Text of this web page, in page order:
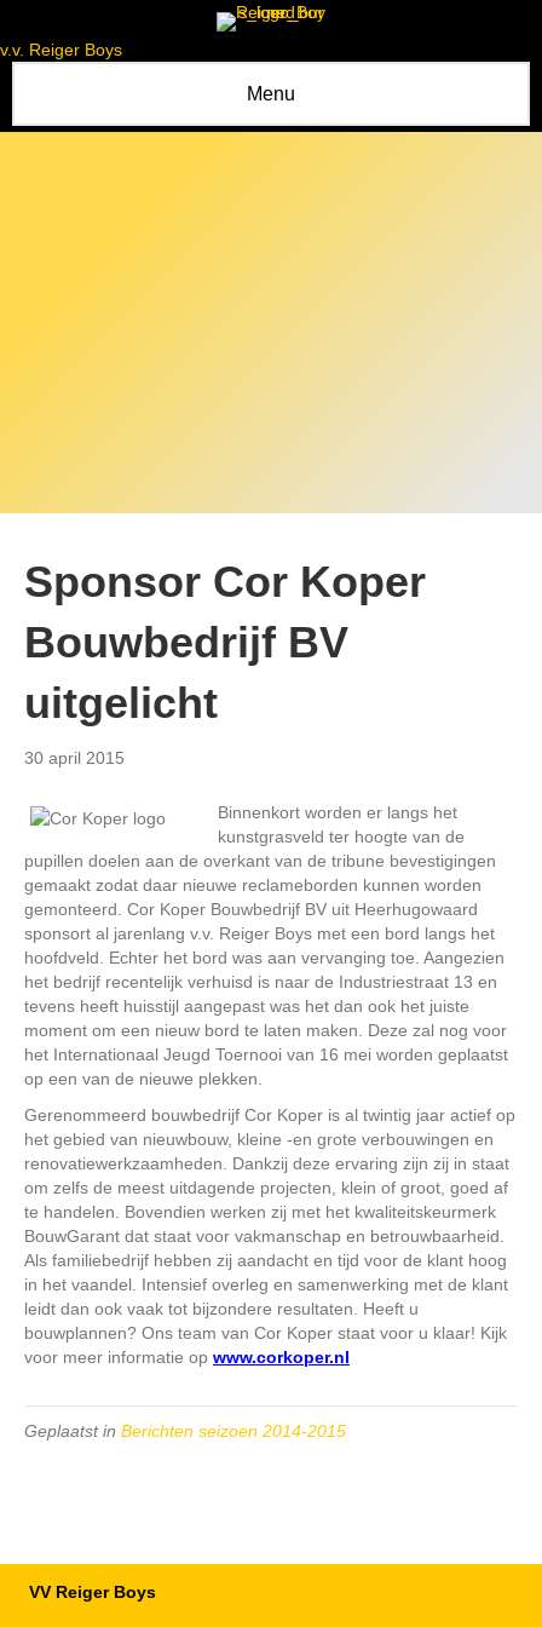
v.v. Reiger Boys
Menu
Sponsor Cor Koper
Bouwbedrijf BV
uitgelicht
30 april 2015
Binnenkort worden er langs het
kunstgrasveld ter hoogte van de
pupillen doelen aan de overkant van de tribune bevestigingen
gemaakt zodat daar nieuwe reclameborden kunnen worden
gemonteerd. Cor Koper Bouwbedrijf BV uit Heerhugowaard
sponsort al jarenlang v.v. Reiger Boys met een bord langs het
hoofdveld. Echter het bord was aan vervanging toe. Aangezien
het bedrijf recentelijk verhuisd is naar de Industriestraat 13 en
tevens heeft huisstijl aangepast was het dan ook het juiste
moment om een nieuw bord te laten maken. Deze zal nog voor
het Internationaal Jeugd Toernooi van 16 mei worden geplaatst
op een van de nieuwe plekken.
Gerenommeerd bouwbedrijf Cor Koper is al twintig jaar actief op
het gebied van nieuwbouw, kleine -en grote verbouwingen en
renovatiewerkzaamheden. Dankzij deze ervaring zijn zij in staat
om zelfs de meest uitdagende projecten, klein of groot, goed af
te handelen. Bovendien werken zij met het kwaliteitskeurmerk
BouwGarant dat staat voor vakmanschap en betrouwbaarheid.
Als familiebedrijf hebben zij aandacht en tijd voor de klant hoog
in het vaandel. Intensief overleg en samenwerking met de klant
leidt dan ook vaak tot bijzondere resultaten. Heeft u
bouwplannen? Ons team van Cor Koper staat voor u klaar! Kijk
voor meer informatie op www.corkoper.nl
Geplaatst in Berichten seizoen 2014-2015
VV Reiger Boys